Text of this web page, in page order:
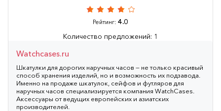
Рейтинг: 4.0
Количество предложений: 1
Watchcases.ru
Шкатулки для дорогих наручных часов — не только красивый
способ хранения изделий, но и возможность их подзавода.
Именно на продаже шкатулок, сейфов и футляров для
наручных часов специализируется компания WatchCases.
Аксессуары от ведущих европейских и азиатских
производителей.